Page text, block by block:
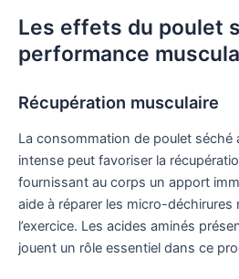
Les effets du poulet
performance
Récupération musculaire
La consommation de poulet séché
intense peut favoriser la
fournissant au corps un apport
aide à réparer les micro-déchirures
l’exercice. Les acides aminés
jouent un rôle essentiel dans ce